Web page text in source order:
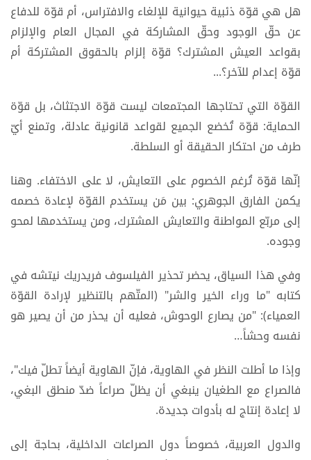
هل هي قوّة ذئبية حيوانية للإلغاء والافتراس، أم قوّة للدفاع
عن حقّ الوجود وحقّ المشاركة في المجال العام والإلزام
بقواعد العيش المشترك؟ قوّة إلزام بالحقوق المشتركة أم
قوّة إعدام للآخر؟...
القوّة التي تحتاجها المجتمعات ليست قوّة الاجتثاث، بل قوّة
الحماية: قوّة تُخضع الجميع لقواعد قانونية عادلة، وتمنع أيّ
طرف من احتكار الحقيقة أو السلطة.
إنّها قوّة تُرغم الخصوم على التعايش، لا على الاختفاء. وهنا
يكمن الفارق الجوهري: بين مَن يستخدم القوّة لإعادة خصمه
إلى مربّع المواطنة والتعايش المشترك، ومن يستخدمها لمحو
وجوده.
وفي هذا السياق، يحضر تحذير الفيلسوف فريدريك نيتشه في
كتابه "ما وراء الخير والشر" (المتّهم بالتنظير لإرادة القوّة
العمياء): "من يصارع الوحوش، فعليه أن يحذر من أن يصير هو
نفسه وحشاً…
وإذا ما أطلت النظر في الهاوية، فإنّ الهاوية أيضاً تطلّ فيك"،
فالصراع مع الطغيان ينبغي أن يظلّ صراعاً ضدّ منطق البغي،
لا إعادة إنتاج له بأدوات جديدة.
والدول العربية، خصوصاً دول الصراعات الداخلية، بحاجة إلى